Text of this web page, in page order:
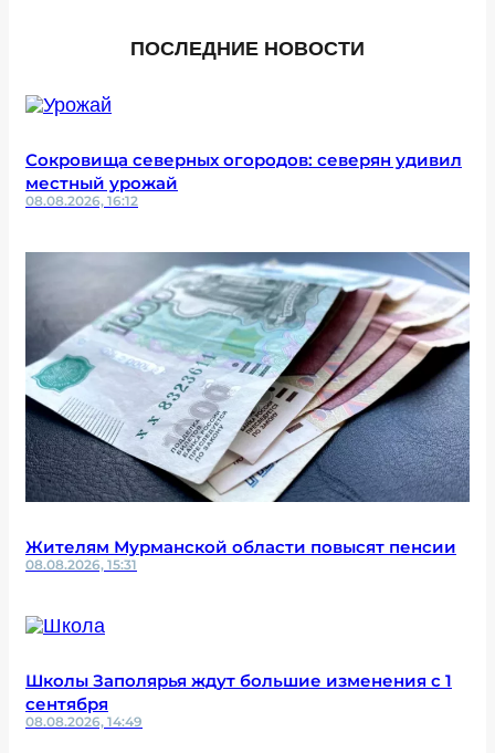
ПОСЛЕДНИЕ НОВОСТИ
Сокровища северных огородов: северян удивил
местный урожай
08.08.2026, 16:12
Жителям Мурманской области повысят пенсии
08.08.2026, 15:31
Школы Заполярья ждут большие изменения с 1
сентября
08.08.2026, 14:49